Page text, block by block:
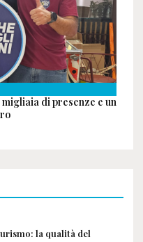
di presenze e un
la qualità del